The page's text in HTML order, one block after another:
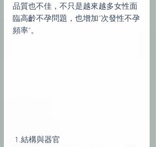
品質也不佳，不只是越來越多女性面
臨高齡不孕問題，也增加"次發性不孕
頻率"。
1.結構與器官